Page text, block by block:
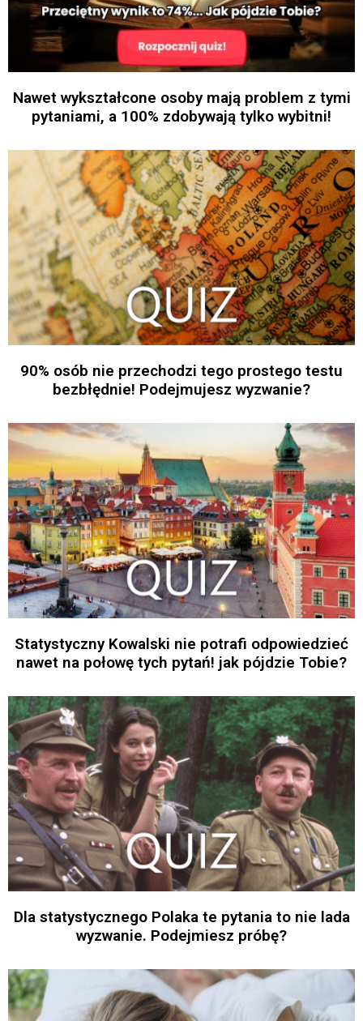
Nawet wykształcone osoby mają problem z tymi
pytaniami, a 100% zdobywają tylko wybitni!
90% osób nie przechodzi tego prostego testu
bezbłędnie! Podejmujesz wyzwanie?
Statystyczny Kowalski nie potrafi odpowiedzieć
nawet na połowę tych pytań! jak pójdzie Tobie?
Dla statystycznego Polaka te pytania to nie lada
wyzwanie. Podejmiesz próbę?